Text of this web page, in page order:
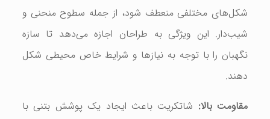
شکل‌های مختلفی منعطف شود، از جمله سطوح منحنی و
شیب‌دار. این ویژگی به طراحان اجازه می‌دهد تا سازه
نگهبان را با توجه به نیازها و شرایط خاص محیطی شکل
دهند.
مقاومت بالا: شاتکریت باعث ایجاد یک پوشش بتنی با